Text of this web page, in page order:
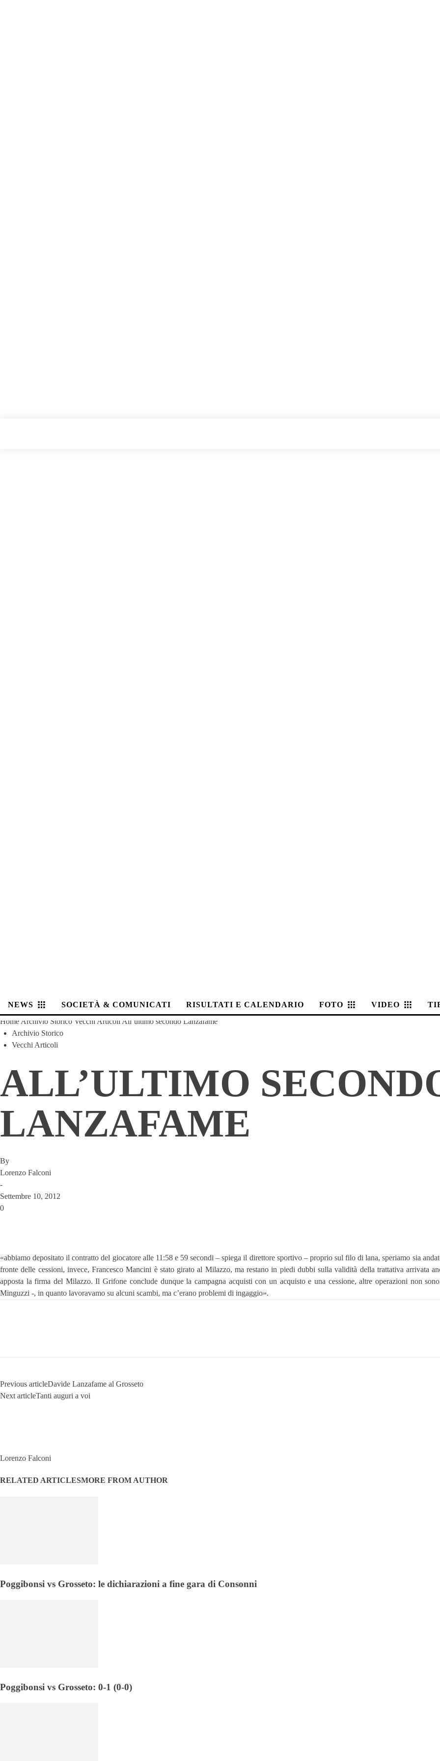
NEWS SOCIETÀ & COMUNICATI RISULTATI E CALENDARIO FOTO VIDEO
Home Archivio Storico Vecchi Articoli All’ultimo secondo Lanzafame
Archivio Storico
Vecchi Articoli
ALL’ULTIMO
LANZAFAME
By
Lorenzo Falconi
-
Settembre 10, 2012
0
«abbiamo depositato il contratto del giocatore alle 11:58 e 59 secondi – spiega il direttore sportivo – proprio sul filo di lana, speriamo sia
fronte delle cessioni, invece, Francesco Mancini è stato girato al Milazzo, ma restano in piedi dubbi sulla validità della trattativa arrivata
apposta la firma del Milazzo. Il Grifone conclude dunque la campagna acquisti con un acquisto e una cessione, altre operazioni non
Minguzzi -, in quanto lavoravamo su alcuni scambi, ma c’erano problemi di ingaggio».
Previous articleDavide Lanzafame al Grosseto
Next articleTanti auguri a voi
Lorenzo Falconi
RELATED ARTICLESMORE FROM AUTHOR
Poggibonsi vs Grosseto: le dichiarazioni a fine gara di Consonni
Poggibonsi vs Grosseto: 0-1 (0-0)